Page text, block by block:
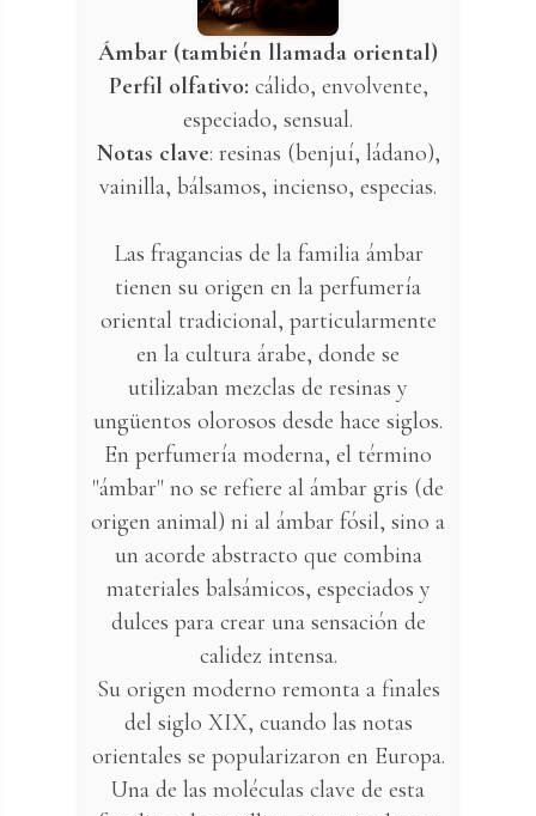
Ámbar (también llamada oriental)
Perfil olfativo: cálido, envolvente,
especiado, sensual.
Notas clave: resinas (benjuí, ládano),
vainilla, bálsamos, incienso, especias.
Las fragancias de la familia ámbar
tienen su origen en la perfumería
oriental tradicional, particularmente
en la cultura árabe, donde se
utilizaban mezclas de resinas y
ungüentos olorosos desde hace siglos.
En perfumería moderna, el término
"ámbar" no se refiere al ámbar gris (de
origen animal) ni al ámbar fósil, sino a
un acorde abstracto que combina
materiales balsámicos, especiados y
dulces para crear una sensación de
calidez intensa.
Su origen moderno remonta a finales
del siglo XIX, cuando las notas
orientales se popularizaron en Europa.
Una de las moléculas clave de esta